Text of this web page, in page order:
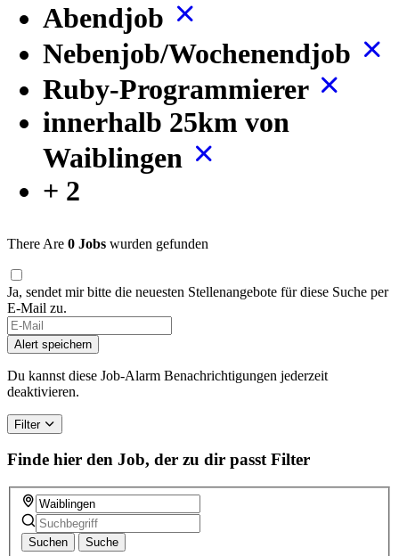
Abendjob
Nebenjob/Wochenendjob
Ruby-Programmierer
innerhalb 25km von
Waiblingen
+ 2
There Are 0 Jobs wurden gefunden
Ja, sendet mir bitte die neuesten Stellenangebote für diese Suche per
E-Mail zu.
Alert speichern
Du kannst diese Job-Alarm Benachrichtigungen jederzeit
deaktivieren.
Filter
Finde hier den Job, der zu dir passt Filter
Suchen Suche